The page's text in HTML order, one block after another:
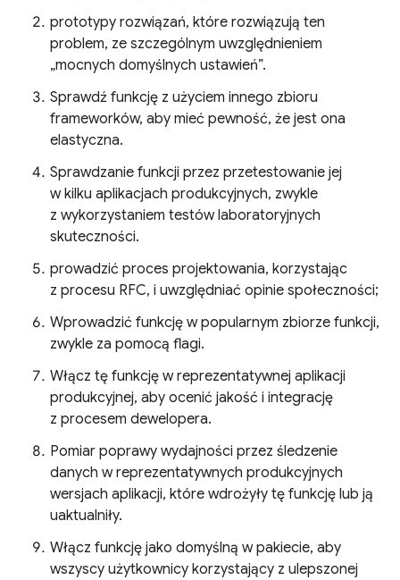
prototypy rozwiązań, które rozwiązują ten
problem, ze szczególnym uwzględnieniem
„mocnych domyślnych ustawień”.
Sprawdź funkcję z użyciem innego zbioru
frameworków, aby mieć pewność, że jest ona
elastyczna.
Sprawdzanie funkcji przez przetestowanie jej
w kilku aplikacjach produkcyjnych, zwykle
z wykorzystaniem testów laboratoryjnych
skuteczności.
prowadzić proces projektowania, korzystając
z procesu RFC, i uwzględniać opinie społeczności;
Wprowadzić funkcję w popularnym zbiorze funkcji,
zwykle za pomocą flagi.
Włącz tę funkcję w reprezentatywnej aplikacji
produkcyjnej, aby ocenić jakość i integrację
z procesem dewelopera.
Pomiar poprawy wydajności przez śledzenie
danych w reprezentatywnych produkcyjnych
wersjach aplikacji, które wdrożyły tę funkcję lub ją
uaktualniły.
Włącz funkcję jako domyślną w pakiecie, aby
wszyscy użytkownicy korzystający z ulepszonej